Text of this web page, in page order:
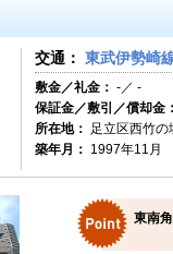
交通： 東武伊勢崎
敷金／礼金： -／ -
保証金／敷引／償却金：
所在地： 足立区西竹の
築年月： 1997年11月
東南